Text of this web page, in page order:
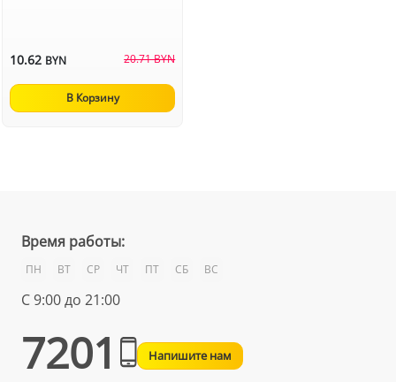
10.62 BYN 20.71 BYN
В Корзину
Время работы:
ПН ВТ СР ЧТ ПТ СБ ВС
С 9:00 до 21:00
7201 Напишите нам